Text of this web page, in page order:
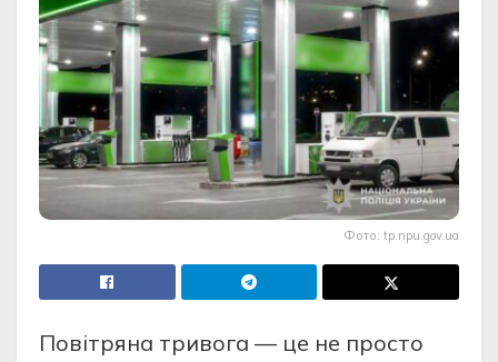
Фото: tp.npu.gov.ua
Повітряна тривога — це не просто